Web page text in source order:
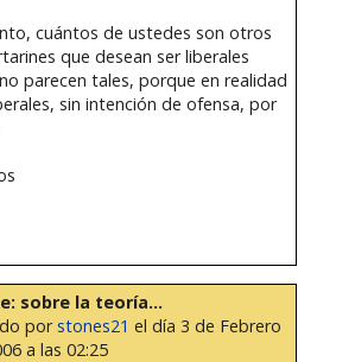
cuántos de ustedes son otros
que desean ser liberales
parecen tales, porque en realidad
sin intención de ofensa, por
sobre la teoría...
porstones21 el día 3 de Febrero
a las 02:25